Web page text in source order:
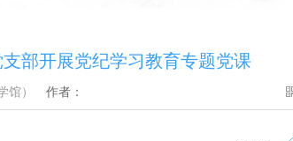
部开展党纪学习教育专题党课
馆） 作者：